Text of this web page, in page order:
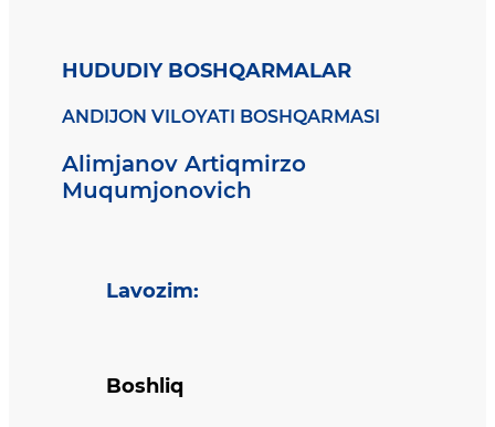
HUDUDIY BOSHQARMALAR
ANDIJON VILOYATI BOSHQARMASI
Alimjanov Artiqmirzo
Muqumjonovich
Lavozim:
Boshliq